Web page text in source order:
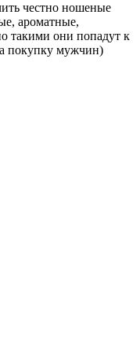
честно ношеные
ароматные,
такими они попадут к
покупку мужчин)